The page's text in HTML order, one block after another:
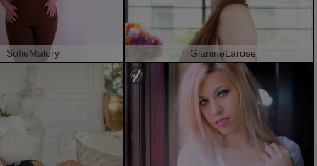
SofieMalory GianineLarose